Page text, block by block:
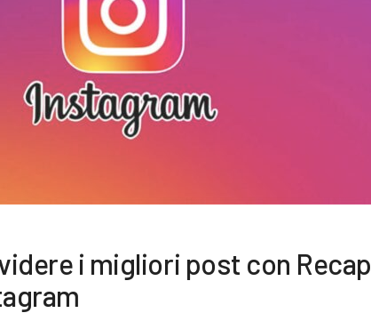
i migliori post con Recap